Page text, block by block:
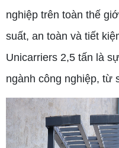
nghiệp trên toàn thế
suất, an toàn và tiết
Unicarriers 2,5 tấn là
ngành công nghiệp, từ